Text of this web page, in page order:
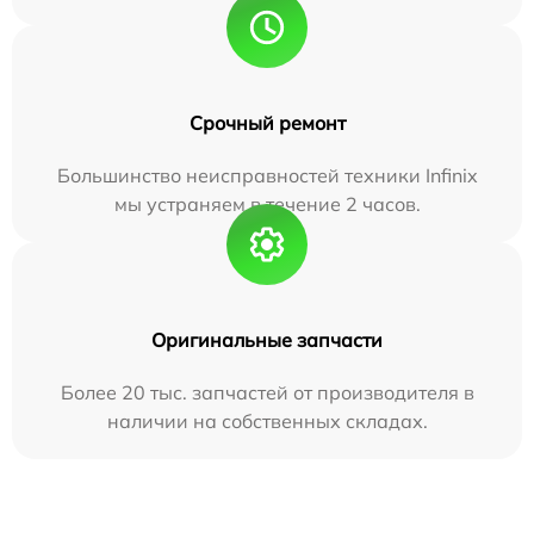
Срочный ремонт
Большинство неисправностей техники Infinix
мы устраняем в течение 2 часов.
Оригинальные запчасти
Более 20 тыс. запчастей от производителя в
наличии на собственных складах.